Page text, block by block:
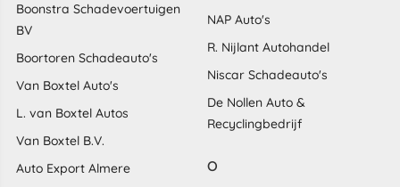
Boonstra Schadevoertuigen
BV
Boortoren Schadeauto's
Van Boxtel Auto's
L. van Boxtel Autos
Van Boxtel B.V.
Auto Export Almere
NAP Auto's
R. Nijlant Autohandel
Niscar Schadeauto's
De Nollen Auto &
Recyclingbedrijf
O